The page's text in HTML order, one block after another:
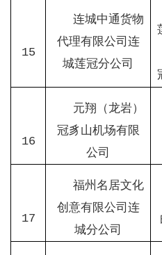
15
连城中通货物
代理有限公司连
城莲冠分公司
16
元翔（龙岩）
冠豸山机场有限
公司
17
福州名居文化
创意有限公司连
城分公司